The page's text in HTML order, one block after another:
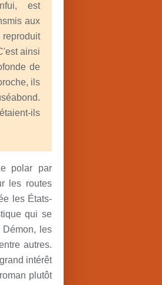
est
aux
ainsi
de
ils
ils
polar par
les routes
les États-
qui se
les
autres.
intérêt
plutôt